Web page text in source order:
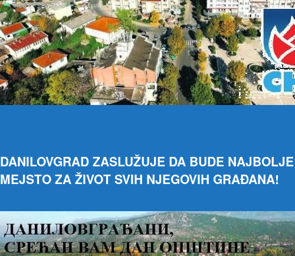
DANILOVGRAD ZASLUŽUJE DA BUDE NAJBOLJE
MEJSTO ZA ŽIVOT SVIH NJEGOVIH GRAĐANA!